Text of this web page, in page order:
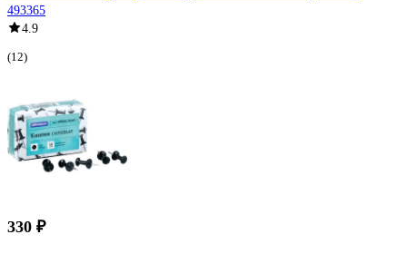
493365
4.9
(12)
330 ₽